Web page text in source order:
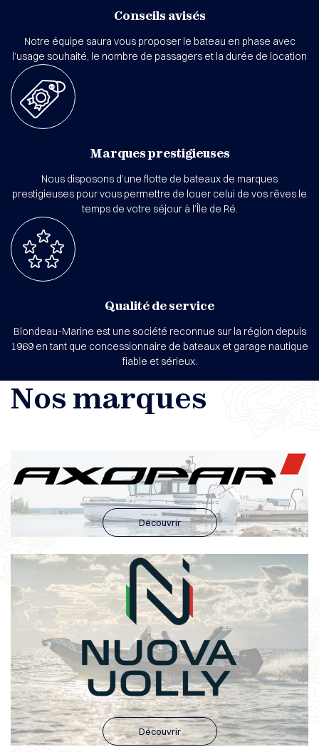
Conseils avisés
Notre équipe saura vous proposer le bateau en phase avec
l’usage souhaité, le nombre de passagers et la durée de location
Marques prestigieuses
Nous disposons d’une flotte de bateaux de marques
prestigieuses pour vous permettre de louer celui de vos rêves le
temps de votre séjour à l’Île de Ré.
Qualité de service
Blondeau-Marine est une société reconnue sur la région depuis
1969 en tant que concessionnaire de bateaux et garage nautique
fiable et sérieux.
Nos marques
Découvrir
Découvrir